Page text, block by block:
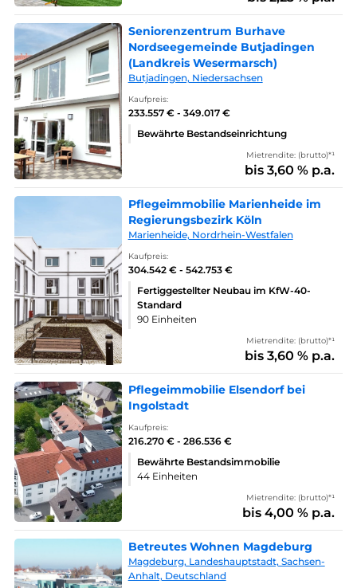
Seniorenzentrum Burhave
Nordseegemeinde Butjadingen
(Landkreis Wesermarsch)
Butjadingen, Niedersachsen
Kaufpreis:
233.557 € - 349.017 €
Bewährte Bestandseinrichtung
Mietrendite: (brutto)*¹
bis 3,60 % p.a.
Pflegeimmobilie Marienheide im
Regierungsbezirk Köln
Marienheide, Nordrhein-Westfalen
Kaufpreis:
304.542 € - 542.753 €
Fertiggestellter Neubau im KfW-40-
Standard
90 Einheiten
Mietrendite: (brutto)*¹
bis 3,60 % p.a.
Pflegeimmobilie Elsendorf bei
Ingolstadt
Kaufpreis:
216.270 € - 286.536 €
Bewährte Bestandsimmobilie
44 Einheiten
Mietrendite: (brutto)*¹
bis 4,00 % p.a.
Betreutes Wohnen Magdeburg
Magdeburg, Landeshauptstadt, Sachsen-
Anhalt, Deutschland